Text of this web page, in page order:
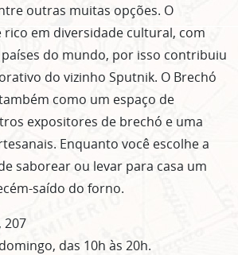
outras muitas opções. O
rico em diversidade cultural, com
do mundo, por isso contribuiu
do vizinho Sputnik. O Brechó
como um espaço de
expositores de brechó e uma
Enquanto você escolhe a
saborear ou levar para casa um
saído do forno.
207
das 10h às 20h.
ipsum dolor sit amet, consectetur adipisicing elit. Autem assumenda
quia nobis nihil tempora praesentium distinctio, id, quibusdam est.